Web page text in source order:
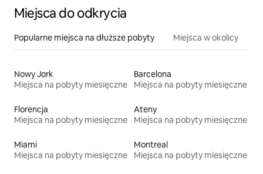
Miejsca do odkrycia
Popularne miejsca na dłuższe pobyty Miejsca w okolicy
Nowy Jork
Miejsca na pobyty miesięczne
Barcelona
Miejsca na pobyty miesięczne
Florencja
Miejsca na pobyty miesięczne
Ateny
Miejsca na pobyty miesięczne
Miami
Miejsca na pobyty miesięczne
Montreal
Miejsca na pobyty miesięczne